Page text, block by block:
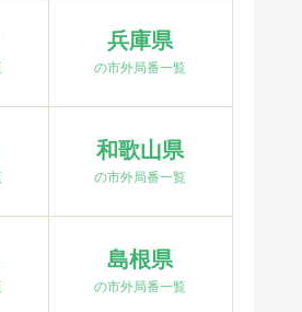
兵庫県
の市外局番一覧
和歌山県
の市外局番一覧
島根県
の市外局番一覧